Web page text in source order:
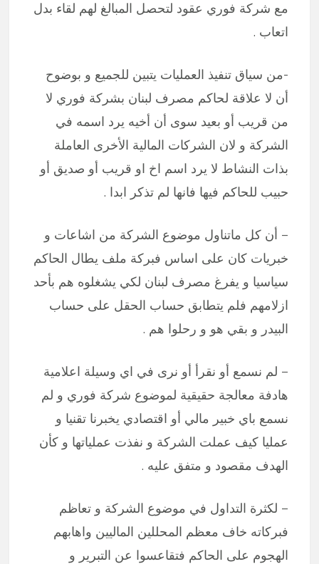
مع شركة فوري عقود لتحصل المبالغ لهم لقاء بدل
اتعاب .
-من سياق تنفيذ العمليات يتبين للجميع و بوضوح
أن لا علاقة لحاكم مصرف لبنان بشركة فوري لا
من قريب أو بعيد سوى أن أخيه يرد اسمه في
الشركة و لان الشركات المالية الأخرى العاملة
بذات النشاط لا يرد اسم اخ او قريب أو صديق أو
حبيب للحاكم فيها فانها لم تذكر ابدا .
– أن كل ماتناول موضوع الشركة من اشاعات و
خبريات كان على اساس فبركة ملف يطال الحاكم
سياسيا و يفرغ مصرف لبنان لكي يشغلوه هم بأحد
ازلامهم فلم يتطابق حساب الحقل على حساب
البيدر و بقي هو و رحلوا هم .
– لم نسمع أو نقرأ أو نرى في اي وسيلة اعلامية
هادفة معالجة حقيقية لموضوع شركة فوري و لم
نسمع باي خبير مالي أو اقتصادي يخبرنا تقنيا و
عمليا كيف عملت الشركة و نفذت عملياتها و كأن
الهدف مقصود و متفق عليه .
– لكثرة التداول في موضوع الشركة و تعاظم
فبركاته خاف معظم المحللين الماليين واهابهم
الهجوم على الحاكم فتقاعسوا عن التبرير و